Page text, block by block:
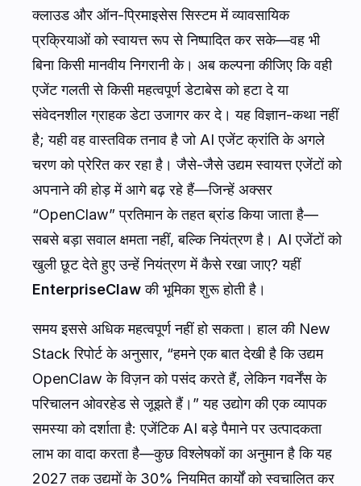
क्लाउड और ऑन-प्रिमाइसेस सिस्टम में व्यावसायिक
प्रक्रियाओं को स्वायत्त रूप से निष्पादित कर सके—वह भी
बिना किसी मानवीय निगरानी के। अब कल्पना कीजिए कि वही
एजेंट गलती से किसी महत्वपूर्ण डेटाबेस को हटा दे या
संवेदनशील ग्राहक डेटा उजागर कर दे। यह विज्ञान-कथा नहीं
है; यही वह वास्तविक तनाव है जो AI एजेंट क्रांति के अगले
चरण को प्रेरित कर रहा है। जैसे-जैसे उद्यम स्वायत्त एजेंटों को
अपनाने की होड़ में आगे बढ़ रहे हैं—जिन्हें अक्सर
“OpenClaw” प्रतिमान के तहत ब्रांड किया जाता है—
सबसे बड़ा सवाल क्षमता नहीं, बल्कि नियंत्रण है। AI एजेंटों को
खुली छूट देते हुए उन्हें नियंत्रण में कैसे रखा जाए? यहीं
EnterpriseClawकी भूमिका शुरू होती है।
समय इससे अधिक महत्वपूर्ण नहीं हो सकता। हाल की New
Stack रिपोर्ट के अनुसार, “हमने एक बात देखी है कि उद्यम
OpenClaw के विज़न को पसंद करते हैं, लेकिन गवर्नेंस के
परिचालन ओवरहेड से जूझते हैं।” यह उद्योग की एक व्यापक
समस्या को दर्शाता है: एजेंटिक AI बड़े पैमाने पर उत्पादकता
लाभ का वादा करता है—कुछ विश्लेषकों का अनुमान है कि यह
2027 तक उद्यमों के 30% नियमित कार्यों को स्वचालित कर